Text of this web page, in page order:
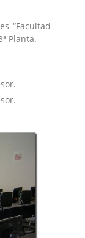
“Facultad
Planta.